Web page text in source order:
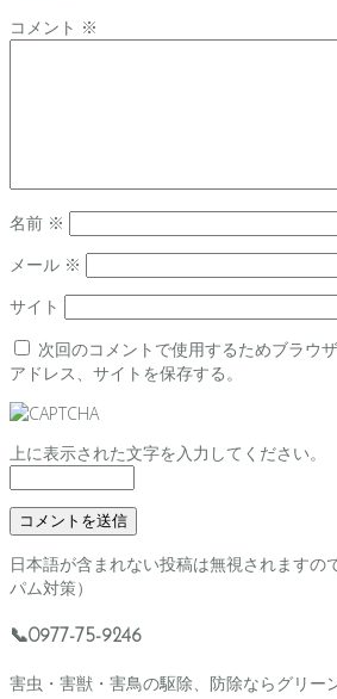
コメント ※
名前 ※
メール ※
サイト
次回のコメントで使用するためブラウ
アドレス、サイトを保存する。
上に表示された文字を入力してください。
日本語が含まれない投稿は無視されますの
パム対策）
📞0977-75-9246
害虫・害獣・害鳥の駆除、防除ならグリー